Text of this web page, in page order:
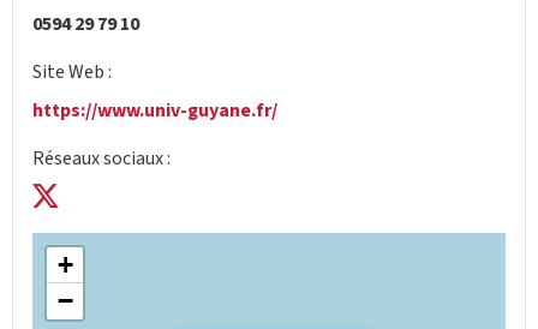
0594 29 79 10
Site Web :
https://www.univ-guyane.fr/
Réseaux sociaux :
+
−